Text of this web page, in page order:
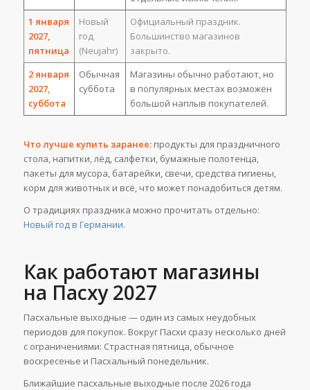
1 января
2027,
пятница
Новый
год
(Neujahr)
Официальный праздник.
Большинство магазинов
закрыто.
2 января
2027,
суббота
Обычная
суббота
Магазины обычно работают, но
в популярных местах возможен
большой наплыв покупателей.
Что лучше купить заранее:продукты для праздничного
стола, напитки, лёд, салфетки, бумажные полотенца,
пакеты для мусора, батарейки, свечи, средства гигиены,
корм для животных и всё, что может понадобиться детям.
О традициях праздника можно прочитать отдельно:
Новый год в Германии.
Как работают магазины
на Пасху 2027
Пасхальные выходные — один из самых неудобных
периодов для покупок. Вокруг Пасхи сразу несколько дней
с ограничениями: Страстная пятница, обычное
воскресенье и Пасхальный понедельник.
Ближайшие пасхальные выходные после 2026 года